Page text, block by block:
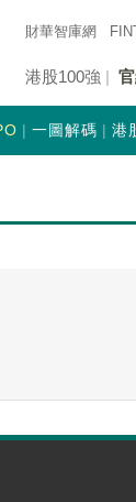
財華智庫網
港股100強
一圖解碼 港